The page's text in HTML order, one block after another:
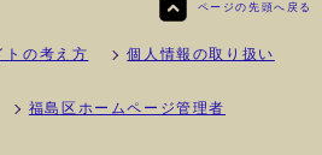
ページの先頭へ戻る
トの考え方 個人情報の取り扱い
福島区ホームページ管理者